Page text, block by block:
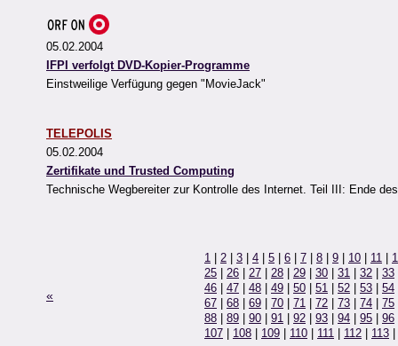
05.02.2004
IFPI verfolgt DVD-Kopier-Programme
Einstweilige Verfügung gegen "MovieJack"
TELEPOLIS
05.02.2004
Zertifikate und Trusted Computing
Technische Wegbereiter zur Kontrolle des Internet. Teil III: Ende
«
1 2 3 4 5 6 7 8 9 10 11
25
26 27 28 29 30 31 32 33
46
47 48 49 50 51 52 53 54
67
68 69 70 71 72 73 74 75
88
89 90 91 92 93 94 95 96
107
108 109 110 111 112 113